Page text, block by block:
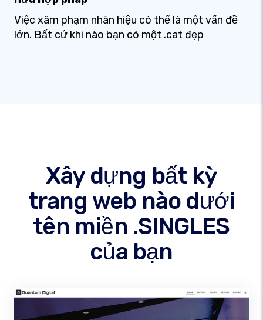
Việc xâm phạm nhãn hiệu có thể là một vấn đề
lớn. Bất cứ khi nào bạn có một .cat đẹp
Xây dựng bất kỳ
trang web nào dưới
tên miền .SINGLES
của bạn